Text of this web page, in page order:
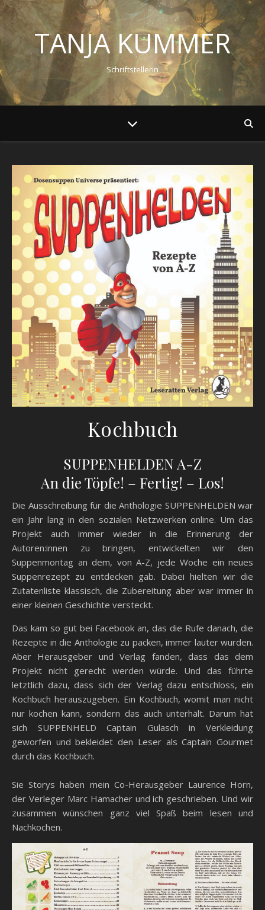
TANJA KUMMER
Schriftstellerin
Kochbuch
SUPPENHELDEN A-Z
An die Töpfe! – Fertig! – Los!
Die Ausschreibung für die Anthologie SUPPENHELDEN war
ein Jahr lang in den sozialen Netzwerken online. Um das
Projekt auch immer wieder in die Erinnerung der
Autoren:innen zu bringen, entwickelten wir den
Suppenmontag an dem, von A-Z, jede Woche ein neues
Suppenrezept zu entdecken gab. Dabei hielten wir die
Zutatenliste klassisch, die Zubereitung aber war immer in
einer kleinen Geschichte versteckt.
Das kam so gut bei Facebook an, das die Rufe danach, die
Rezepte in die Anthologie zu packen, immer lauter wurden.
Aber Herausgeber und Verlag fanden, dass das dem
Projekt nicht gerecht werden würde. Und das führte
letztlich dazu, dass sich der Verlag dazu entschloss, ein
Kochbuch herauszugeben. Ein Kochbuch, womit man nicht
nur kochen kann, sondern das auch unterhält. Darum hat
sich SUPPENHELD Captain Gulasch in Verkleidung
geworfen und bekleidet den Leser als Captain Gourmet
durch das Kochbuch.
Sie Storys haben mein Co-Herausgeber Laurence Horn,
der Verleger Marc Hamacher und ich geschrieben. Und wir
zusammen wünschen ganz viel Spaß beim lesen und
Nachkochen.